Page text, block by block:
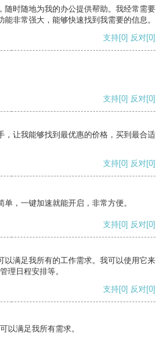
随时随地为我的办公提供帮助。我经常需要
非常强大，能够快速找到我需要的信息。
支持[0] 反对[0]
支持[0] 反对[0]
，让我能够找到最优惠的价格，买到最合适
支持[0] 反对[0]
，一键加速就能开启，非常方便。
支持[0] 反对[0]
以满足我所有的工作需求。我可以使用它来
理日程安排等。
支持[0] 反对[0]
以满足我所有需求。